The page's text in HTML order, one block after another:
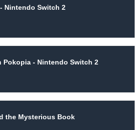
Nintendo Switch 2
Pokopia - Nintendo Switch 2
the Mysterious Book